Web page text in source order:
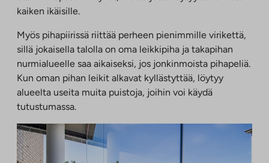
kaiken ikäisille.
Myös pihapiirissä riittää perheen pienimmille virikettä,
sillä jokaisella talolla on oma leikkipiha ja takapihan
nurmialueelle saa aikaiseksi, jos jonkinmoista pihapeliä.
Kun oman pihan leikit alkavat kyllästyttää, löytyy
alueelta useita muita puistoja, joihin voi käydä
tutustumassa.